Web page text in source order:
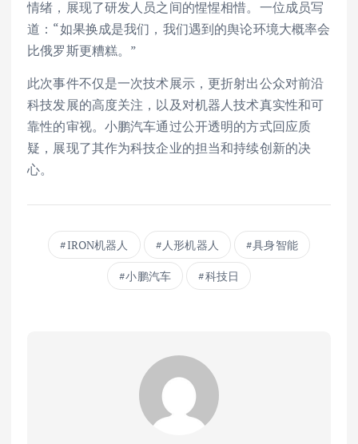
情绪，展现了研发人员之间的惺惺相惜。一位成员写
道：“如果换成是我们，我们遇到的舆论环境大概率会
比俄罗斯更糟糕。”
此次事件不仅是一次技术展示，更折射出公众对前沿
科技发展的高度关注，以及对机器人技术真实性和可
靠性的审视。小鹏汽车通过公开透明的方式回应质
疑，展现了其作为科技企业的担当和持续创新的决
心。
IRON机器人 人形机器人 具身智能
小鹏汽车 科技日